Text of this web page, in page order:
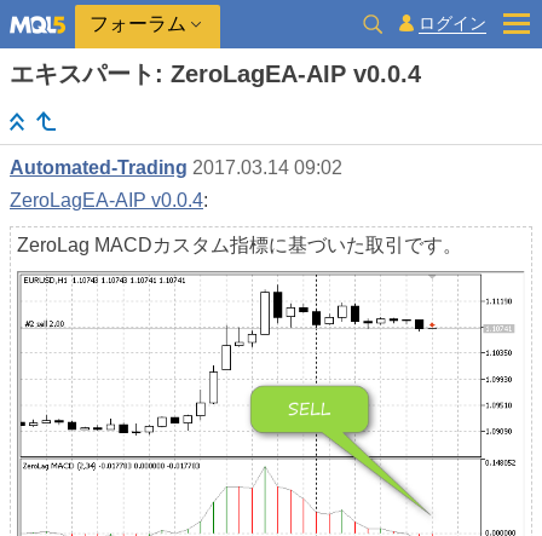
フォーラム ログイン
エキスパート: ZeroLagEA-AIP v0.0.4
Automated-Trading 2017.03.14 09:02
ZeroLagEA-AIP v0.0.4:
ZeroLag MACDカスタム指標に基づいた取引です。